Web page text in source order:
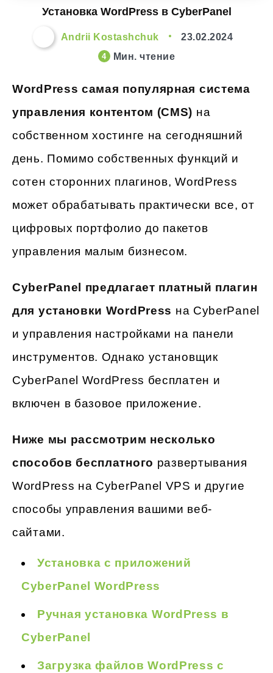
Установка WordPress в CyberPanel
Andrii Kostashchuk 23.02.2024
4 Мин. чтение
WordPress самая популярная система
управления контентом (CMS) на
собственном хостинге на сегодняшний
день. Помимо собственных функций и
сотен сторонних плагинов, WordPress
может обрабатывать практически все, от
цифровых портфолио до пакетов
управления малым бизнесом.
CyberPanel предлагает платный плагин
для установки WordPress на CyberPanel
и управления настройками на панели
инструментов. Однако установщик
CyberPanel WordPress бесплатен и
включен в базовое приложение.
Ниже мы рассмотрим несколько
способов бесплатного развертывания
WordPress на CyberPanel VPS и другие
способы управления вашими веб-
сайтами.
Установка с приложений
CyberPanel WordPress
Ручная установка WordPress в
CyberPanel
Загрузка файлов WordPress с